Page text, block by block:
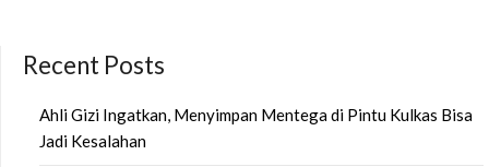
Recent Posts
Ahli Gizi Ingatkan, Menyimpan Mentega di Pintu Kulkas Bisa
Jadi Kesalahan